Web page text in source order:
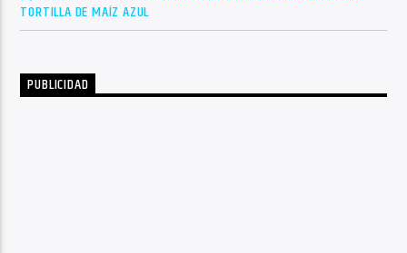
TORTILLA DE MAÍZ AZUL
PUBLICIDAD